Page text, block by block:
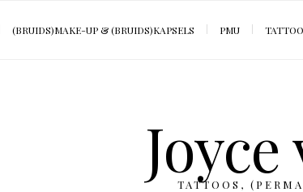
(BRUIDS)MAKE-UP & (BRUIDS)KAPSELS PMU TATTOO
TATTOOS,